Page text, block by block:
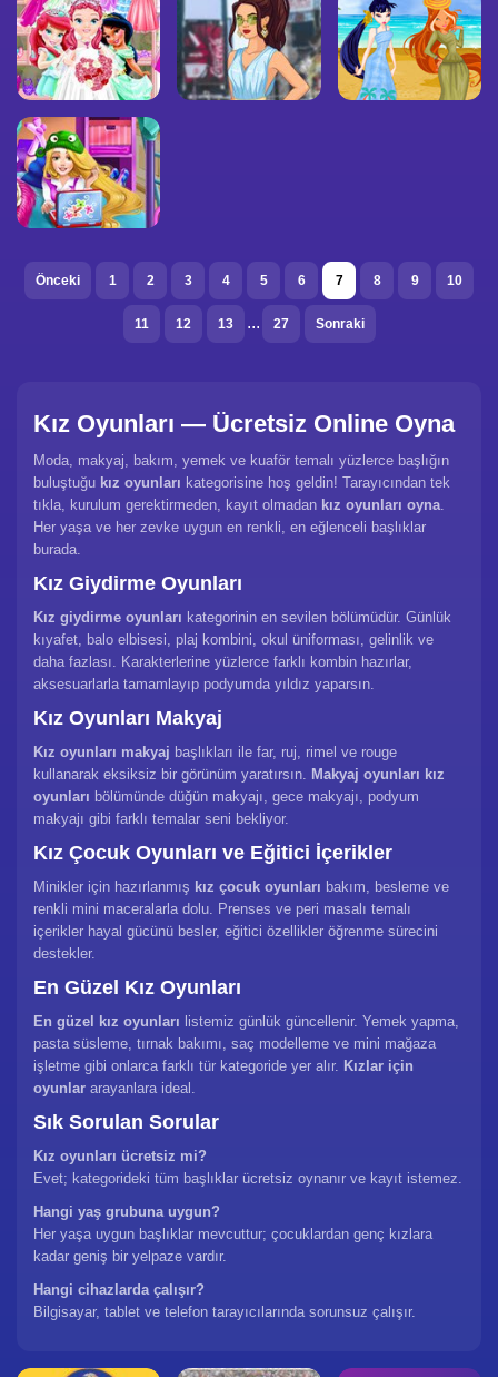
Önceki 1 2 3 4 5 6 7 8 9 10
11 12 13 ... 27 Sonraki
Kız Oyunları — Ücretsiz Online Oyna
Moda, makyaj, bakım, yemek ve kuaför temalı yüzlerce başlığın
buluştuğu kız oyunları kategorisine hoş geldin! Tarayıcından tek
tıkla, kurulum gerektirmeden, kayıt olmadan kız oyunları oyna.
Her yaşa ve her zevke uygun en renkli, en eğlenceli başlıklar
burada.
Kız Giydirme Oyunları
Kız giydirme oyunları kategorinin en sevilen bölümüdür. Günlük
kıyafet, balo elbisesi, plaj kombini, okul üniforması, gelinlik ve
daha fazlası. Karakterlerine yüzlerce farklı kombin hazırlar,
aksesuarlarla tamamlayıp podyumda yıldız yaparsın.
Kız Oyunları Makyaj
Kız oyunları makyaj başlıkları ile far, ruj, rimel ve rouge
kullanarak eksiksiz bir görünüm yaratırsın. Makyaj oyunları kız
oyunları bölümünde düğün makyajı, gece makyajı, podyum
makyajı gibi farklı temalar seni bekliyor.
Kız Çocuk Oyunları ve Eğitici İçerikler
Minikler için hazırlanmış kız çocuk oyunları bakım, besleme ve
renkli mini maceralarla dolu. Prenses ve peri masalı temalı
içerikler hayal gücünü besler, eğitici özellikler öğrenme sürecini
destekler.
En Güzel Kız Oyunları
En güzel kız oyunları listemiz günlük güncellenir. Yemek yapma,
pasta süsleme, tırnak bakımı, saç modelleme ve mini mağaza
işletme gibi onlarca farklı tür kategoride yer alır. Kızlar için
oyunlar arayanlara ideal.
Sık Sorulan Sorular
Kız oyunları ücretsiz mi?
Evet; kategorideki tüm başlıklar ücretsiz oynanır ve kayıt istemez.
Hangi yaş grubuna uygun?
Her yaşa uygun başlıklar mevcuttur; çocuklardan genç kızlara
kadar geniş bir yelpaze vardır.
Hangi cihazlarda çalışır?
Bilgisayar, tablet ve telefon tarayıcılarında sorunsuz çalışır.